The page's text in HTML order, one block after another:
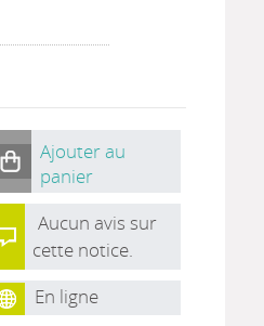
Ajouter au
panier
Aucun avis sur
cette notice.
En ligne